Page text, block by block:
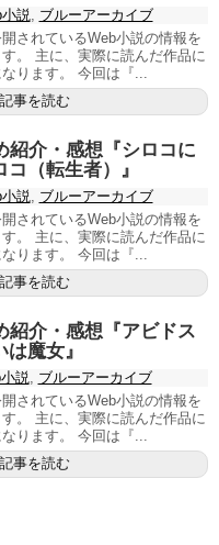
説, ブルーアーカイブ
されているWeb小説の情報を
。 主に、実際に読んだ作品に
ります。 今回は『...
記事を読む
紹介・感想『シロコに
（転生者）』
説, ブルーアーカイブ
されているWeb小説の情報を
。 主に、実際に読んだ作品に
ります。 今回は『...
記事を読む
紹介・感想『アビドス
魔女』
説, ブルーアーカイブ
されているWeb小説の情報を
。 主に、実際に読んだ作品に
ります。 今回は『...
記事を読む